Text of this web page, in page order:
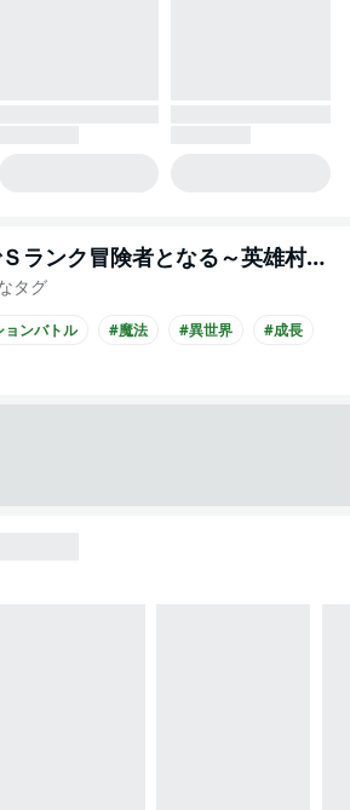
辺境の薬師、都でＳランク冒険者となる～英雄村の少年がチート薬で無自覚無双～
タグ
ンバトル #魔法 #異世界
#成長